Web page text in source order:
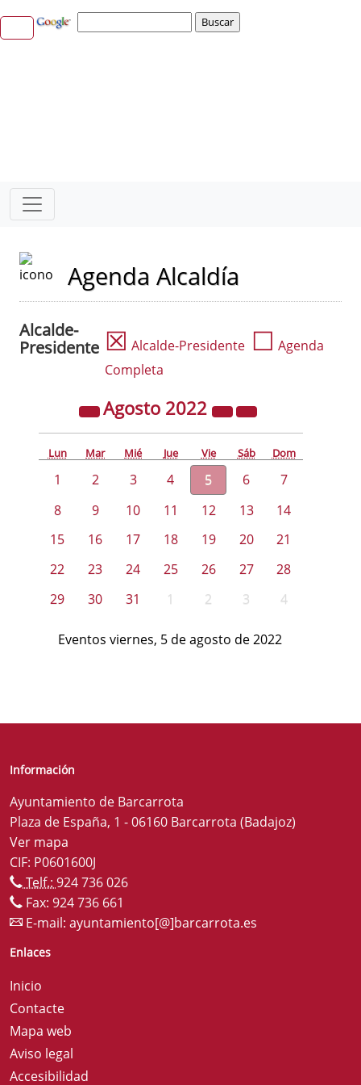
Agenda Alcaldía
Alcalde-
Presidente ☒ Alcalde-Presidente ☐ Agenda
Completa
Agosto 2022
Lun Mar Mié Jue Vie Sáb Dom
1 2 3 4 5 6
7
8
9 10 11 12 13
14
15
16 17 18 19 20
21
22
23 24 25 26 27
28
29
30 31 1 2 3 4
Eventos viernes, 5 de agosto de 2022
Información
Ayuntamiento de Barcarrota
Plaza de España, 1 - 06160 Barcarrota (Badajoz)
Ver mapa
CIF: P0601600J
Telf.: 924 736 026
Fax: 924 736 661
E-mail: ayuntamiento[@]barcarrota.es
Enlaces
Inicio
Contacte
Mapa web
Aviso legal
Accesibilidad